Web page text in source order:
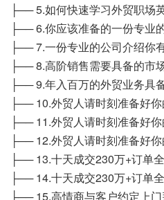
├── 5.如何快速学习外贸职场
├── 6.你应该准备的一份专业
├── 7.一份专业的公司介绍你
├── 8.高阶销售需要具备的市
├── 9.年入百万的外贸业务具
├── 10.外贸人请时刻准备好
├── 11.外贸人请时刻准备好
├── 12.外贸人请时刻准备好
├── 13.十天成交230万+订单
├── 14.十天成交230万+订单
├── 15.高情商与客户约定上